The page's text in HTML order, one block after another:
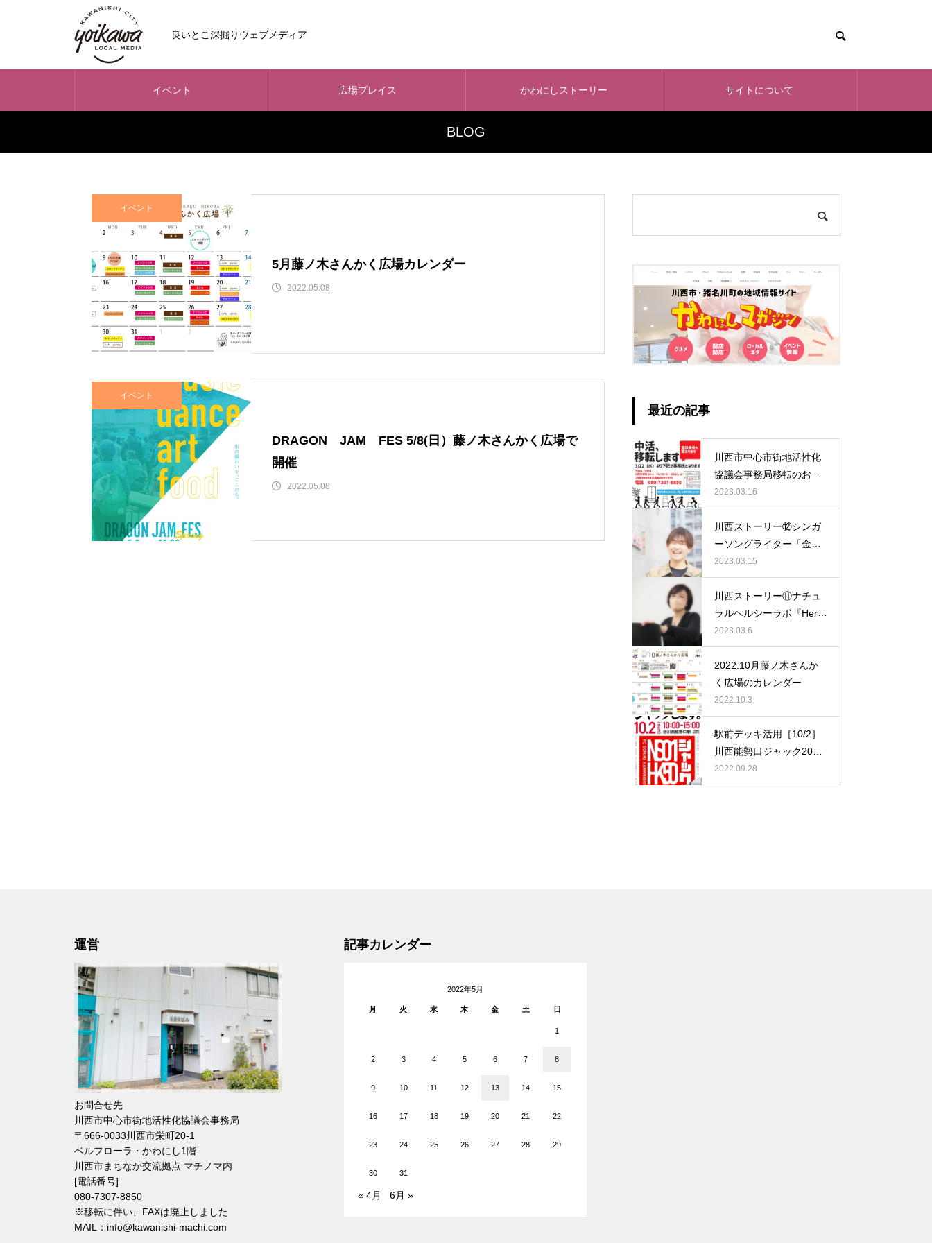
良いとこ深掘りウェブメディア
イベント 広場プレイス かわにしストーリー サイトについて
BLOG
イベント
5月藤ノ木さんかく広場カレンダー
2022.05.08
イベント
DRAGON JAM FES 5/8(日）藤ノ木さんかく広場で
開催
2022.05.08
最近の記事
川西市中心市街地活性化
協議会事務局移転のお知
らせ
2023.03.16
川西ストーリー⑫シンガ
ーソングライター「金
島 準一郎(かなしま じ
ゅんいちろう)さん」
2023.03.15
川西ストーリー⑪ナチュ
ラルヘルシーラボ『Herb
al Holly』「乾 雅美（いぬ
い まさみ）さん」
2023.03.6
2022.10月藤ノ木さんか
く広場のカレンダー
2022.10.3
駅前デッキ活用［10/2］
川西能勢口ジャック2022
秋 主催：SONHO川西
2022.09.28
運営
お問合せ先
川西市中心市街地活性化協議会事務局
〒666-0033川西市栄町20-1
ベルフローラ・かわにし1階
川西市まちなか交流拠点 マチノマ内
[電話番号]
080-7307-8850
※移転に伴い、FAXは廃止しました
MAIL：info@kawanishi-machi.com
記事カレンダー
2022年5月
月 火 水 木 金 土 日
1
2 3 4 5 6 7 8
9 10 11 12 13 14 15
16 17 18 19 20 21 22
23 24 25 26 27 28 29
30 31
« 4月 6月 »